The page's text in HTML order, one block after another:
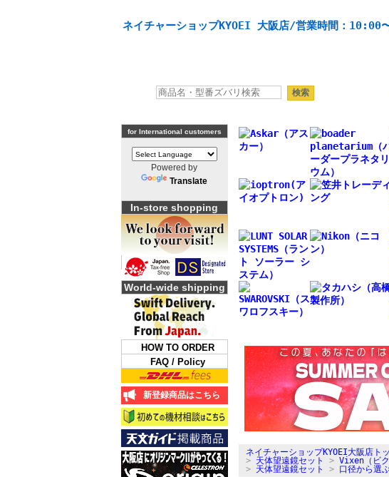
ネイチャーショップKYOEI 大阪店/営業時間：10:00
for International customers
Powered by
Translate
In-store shopping
World-wide shipping
HOW TO ORDER
FAQ / Policy
新登録商品はこちら
ネイチャーショップKYOEI大阪店ト
> 天体望遠鏡セット > Vixen（ビク
> 天体望遠鏡セット > 口径から選